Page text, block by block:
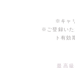
※キャ
※ご登録いた
ト有効
最高